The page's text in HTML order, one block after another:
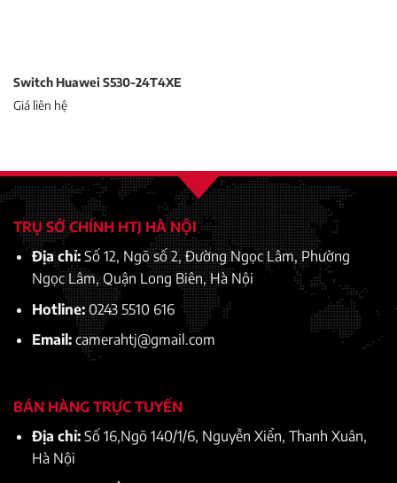
Switch Huawei S530-24T4XE
Giá liên hệ
TRỤ SỞ CHÍNH HTJ HÀ NỘI
Địa chỉ:Số 12, Ngõ số 2, Đường Ngọc Lâm, Phường
Ngọc Lâm, Quận Long Biên, Hà Nội
Hotline:0243 5510 616
Email:camerahtj@gmail.com
BÁN HÀNG TRỰC TUYẾN
Địa chỉ:Số 16,Ngõ 140/1/6, Nguyễn Xiển, Thanh Xuân,
Hà Nội